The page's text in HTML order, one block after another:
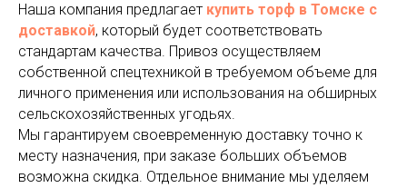
Наша компания предлагает купить торф в Томске с
доставкой, который будет соответствовать
стандартам качества. Привоз осуществляем
собственной спецтехникой в требуемом объеме для
личного применения или использования на обширных
сельскохозяйственных угодьях.
Мы гарантируем своевременную доставку точно к
месту назначения, при заказе больших объемов
возможна скидка. Отдельное внимание мы уделяем